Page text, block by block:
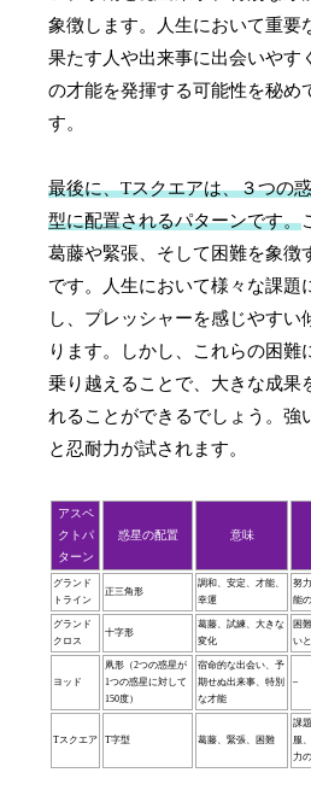
象徴します。人生において重要
果たす人や出来事に出会いやす
の才能を発揮する可能性を秘め
す。
最後に、Tスクエアは、３つの
型に配置されるパターンです。
葛藤や緊張、そして困難を象徴
です。人生において様々な課題
し、プレッシャーを感じやすい
ります。しかし、これらの困難
乗り越えることで、大きな成果
れることができるでしょう。強
と忍耐力が試されます。
アスペ
クトパ
ターン
惑星の配置 意味
グランド
トライン
正三角形
調和、安定、才能、
幸運
努
能
グランド
クロス
十字形
葛藤、試練、大きな
変化
困
い
ヨッド
凧形（2つの惑星が
1つの惑星に対して
150度）
宿命的な出会い、予
期せぬ出来事、特別
な才能
–
Tスクエア T字型 葛藤、緊張、困難
課
服
力